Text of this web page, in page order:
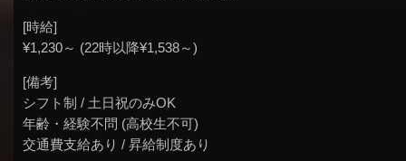
[時給]
¥1,230～ (22時以降¥1,538～)
[備考]
シフト制 / 土日祝のみOK
年齢・経験不問 (高校生不可)
交通費支給あり / 昇給制度あり